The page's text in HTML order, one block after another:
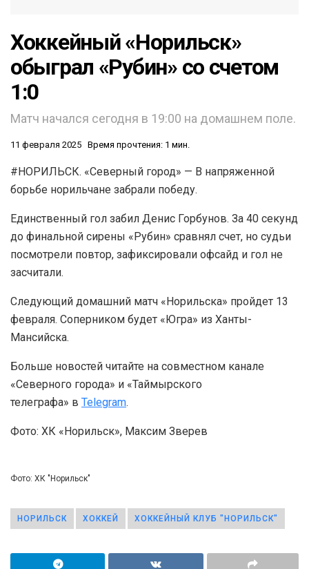
Хоккейный «Норильск»
обыграл «Рубин» со счетом
1:0
Матч начался сегодня в 19:00 на домашнем поле.
11 февраля 2025 Время прочтения: 1 мин.
#НОРИЛЬСК. «Северный город» — В напряженной
борьбе норильчане забрали победу.
Единственный гол забил Денис Горбунов. За 40 секунд
до финальной сирены «Рубин» сравнял счет, но судьи
посмотрели повтор, зафиксировали офсайд и гол не
засчитали.
Следующий домашний матч «Норильска» пройдет 13
февраля. Соперником будет «Югра» из Ханты-
Мансийска.
Больше новостей читайте на совместном канале
«Северного города» и «Таймырского
телеграфа» в Telegram.
Фото: ХК «Норильск», Максим Зверев
Фото: ХК "Норильск"
НОРИЛЬСК ХОККЕЙ ХОККЕЙНЫЙ КЛУБ "НОРИЛЬСК"